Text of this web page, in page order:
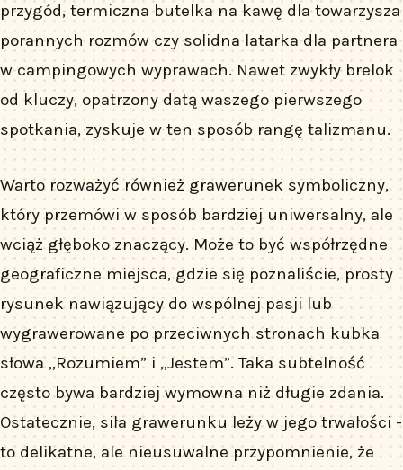
przygód, termiczna butelka na kawę dla towarzysza
porannych rozmów czy solidna latarka dla partnera
w campingowych wyprawach. Nawet zwykły brelok
od kluczy, opatrzony datą waszego pierwszego
spotkania, zyskuje w ten sposób rangę talizmanu.
Warto rozważyć również grawerunek symboliczny,
który przemówi w sposób bardziej uniwersalny, ale
wciąż głęboko znaczący. Może to być współrzędne
geograficzne miejsca, gdzie się poznaliście, prosty
rysunek nawiązujący do wspólnej pasji lub
wygrawerowane po przeciwnych stronach kubka
słowa „Rozumiem” i „Jestem”. Taka subtelność
często bywa bardziej wymowna niż długie zdania.
Ostatecznie, siła grawerunku leży w jego trwałości -
to delikatne, ale nieusuwalne przypomnienie, że